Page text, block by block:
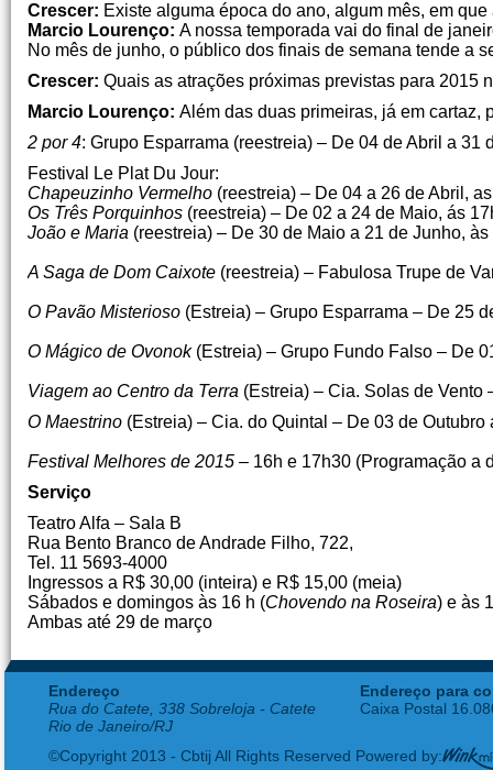
Crescer: Existe alguma época do ano, algum mês, em
Marcio Lourenço: A nossa temporada vai do final de
No mês de junho, o público dos finais de semana tende a
Crescer: Quais as atrações próximas previstas para 2015
Marcio Lourenço: Além das duas primeiras, já em cartaz,
2 por 4: Grupo Esparrama (reestreia) – De 04 de Abril a 31
Festival Le Plat Du Jour:
Chapeuzinho Vermelho (reestreia) – De 04 a 26 de Abril,
Os Três Porquinhos (reestreia) – De 02 a 24 de Maio, ás
João e Maria (reestreia) – De 30 de Maio a 21 de Junho,
A Saga de Dom Caixote (reestreia) – Fabulosa Trupe de
O Pavão Misterioso (Estreia) – Grupo Esparrama – De 25
O Mágico de Ovonok(Estreia) – Grupo Fundo Falso – De
Viagem ao Centro da Terra (Estreia) – Cia. Solas de Vento
O Maestrino (Estreia) – Cia. do Quintal – De 03 de
Festival Melhores de 2015 – 16h e 17h30 (Programação a
Serviço
Teatro Alfa – Sala B
Rua Bento Branco de Andrade Filho, 722,
Tel. 11 5693-4000
Ingressos a R$ 30,00 (inteira) e R$ 15,00 (meia)
Sábados e domingos às 16 h (Chovendo na Roseira) e às
Ambas até 29 de março
Endereço
Rua do Catete, 338 Sobreloja - Catete
Rio de Janeiro/RJ
Endereço para
Caixa Postal
©Copyright 2013 - Cbtij All Rights Reserved Powered by: